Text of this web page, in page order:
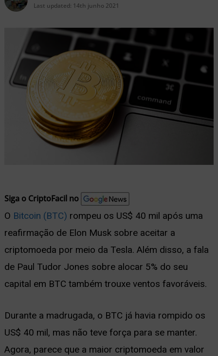
Last updated: 14th junho 2021
Siga o CriptoFacil no
O Bitcoin (BTC) rompeu os US$ 40 mil após uma
reafirmação de Elon Musk sobre aceitar a
criptomoeda por meio da Tesla. Além disso, a fala
de Paul Tudor Jones sobre alocar 5% do seu
capital em BTC também trouxe ventos favoráveis.
Durante a madrugada, o BTC já havia rompido os
US$ 40 mil, mas não teve força para se manter.
Agora, parece que a maior criptomoeda em valor